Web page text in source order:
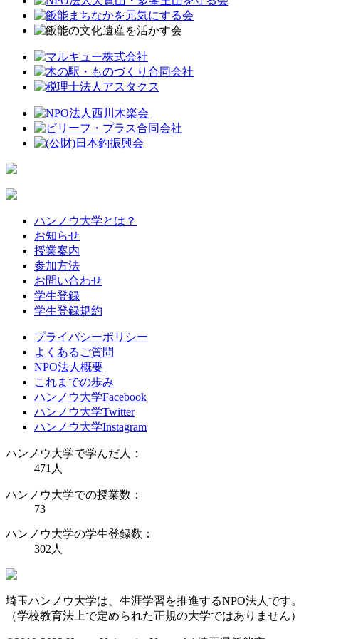
ハンノウ大学とは？
お知らせ
授業案内
参加方法
お問い合わせ
学生登録
学生登録規約
プライバシーポリシー
よくあるご質問
NPO法人概要
これまでの歩み
ハンノウ大学Facebook
ハンノウ大学Twitter
ハンノウ大学Instagram
ハンノウ大学で学んだ人：
471人
ハンノウ大学での授業数：
73
ハンノウ大学の学生登録数：
302人
埼玉ハンノウ大学は、生涯学習を推進するNPO法人です。
（学校教育法上で定められた正規の大学ではありません）